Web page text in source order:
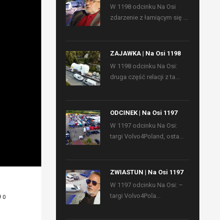
0
W 1198 odcinku Na Osi
zdarzenie z łamiącym się ...
ZAJAWKA | Na Osi 1198
W 1198 odcinku Na Osi:
druga część relacji z ta...
ODCINEK | Na Osi 1197
W 1197 odcinku Na Osi:
targi Volvo4Poland, osta...
ZWIASTUN | Na Osi 1197
W 1197 odcinku Na Osi: –
targi Volvo4Pola...